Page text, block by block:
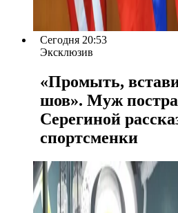
Сегодня 20:53
Эксклюзив
«Промыть,
шов». Муж
Серегиной
спортсменки